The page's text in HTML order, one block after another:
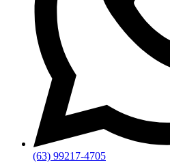
(63) 99217-4705